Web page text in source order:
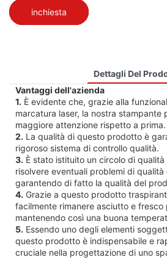
inchiesta
Dettagli Del
Vantaggi dell'azienda
1. È evidente che, grazie alla
marcatura laser, la nostra stampante
maggiore attenzione rispetto a prima.
2. La qualità di questo prodotto è
rigoroso sistema di controllo qualità.
3. È stato istituito un circolo di
risolvere eventuali problemi di
garantendo di fatto la qualità del
4. Grazie a questo prodotto
facilmente rimanere asciutto e fresco
mantenendo così una buona
5. Essendo uno degli elementi
questo prodotto è indispensabile e
cruciale nella progettazione di uno